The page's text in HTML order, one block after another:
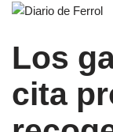
Los
cita